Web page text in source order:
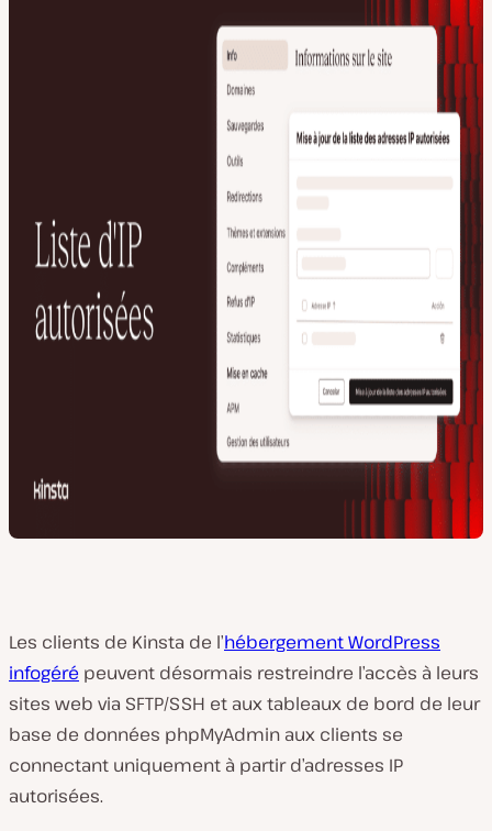
Les clients de Kinsta de l’hébergement WordPress
infogéré peuvent désormais restreindre l’accès à leurs
sites web via SFTP/SSH et aux tableaux de bord de leur
base de données phpMyAdmin aux clients se
connectant uniquement à partir d’adresses IP
autorisées.